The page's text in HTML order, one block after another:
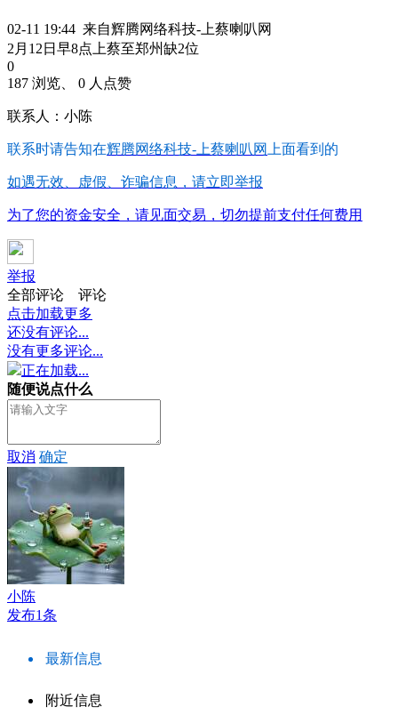
02-11 19:44 来自辉腾网络科技-上蔡喇叭网
2月12日早8点上蔡至郑州缺2位
0
187 浏览、 0 人点赞
联系人：小陈
联系时请告知在辉腾网络科技-上蔡喇叭网 上面看到的
如遇无效、虚假、诈骗信息，请立即举报
为了您的资金安全，请见面交易，切勿提前支付任何费用
举报
全部评论
评论
点击加载更多
还没有评论...
没有更多评论...
正在加载...
随便说点什么
取消 确定
小陈
发布1条
最新信息
附近信息